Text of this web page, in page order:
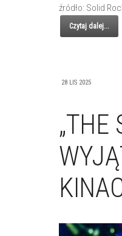
źródło: Solid
Czytaj dalej...
28 LIS 2025
„THE